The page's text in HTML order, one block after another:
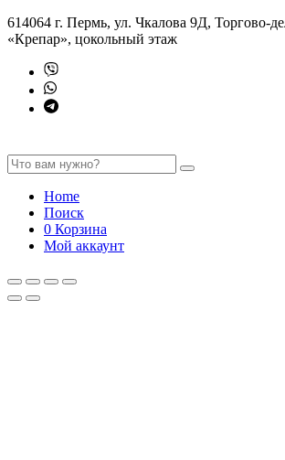
614064 г. Пермь, ул. Чкалова 9Д, Торгово-
«Крепар», цокольный этаж
Home
Поиск
0 Корзина
Мой аккаунт